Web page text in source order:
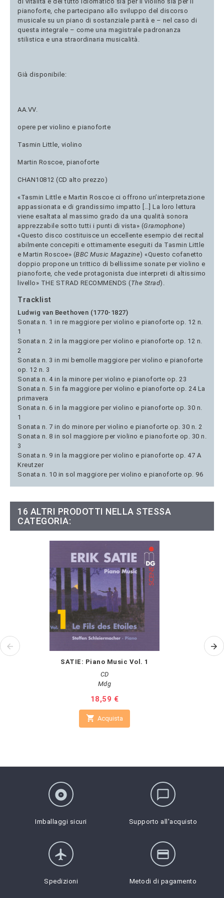
pianoforte, che partecipano allo sviluppo del discorso
musicale su un piano di sostanziale parità e – nel caso di
questa integrale – come una magistrale padronanza
stilistica e una straordinaria musicalità.
Già disponibile:
AA.VV.
opere per violino e pianoforte
Tasmin Little, violino
Martin Roscoe, pianoforte
CHAN10812 (CD alto prezzo)
«Tasmin Little e Martin Roscoe ci offrono un’interpretazione
appassionata e di grandissimo impatto […] La loro lettura
viene esaltata al massimo grado da una qualità sonora
apprezzabile sotto tutti i punti di vista» (Gramophone)
«Questo disco costituisce un eccellente esempio dei recital
abilmente concepiti e ottimamente eseguiti da Tasmin Little
e Martin Roscoe» (BBC Music Magazine) «Questo cofanetto
doppio propone un trittico di bellissime sonate per violino e
pianoforte, che vede protagonista due interpreti di altissimo
livello» THE STRAD RECOMMENDS (The Strad).
Tracklist
Ludwig van Beethoven (1770-1827)
Sonata n. 1 in re maggiore per violino e pianoforte op. 12 n.
1
Sonata n. 2 in la maggiore per violino e pianoforte op. 12 n.
2
Sonata n. 3 in mi bemolle maggiore per violino e pianoforte
op. 12 n. 3
Sonata n. 4 in la minore per violino e pianoforte op. 23
Sonata n. 5 in fa maggiore per violino e pianoforte op. 24 La
primavera
Sonata n. 6 in la maggiore per violino e pianoforte op. 30 n.
1
Sonata n. 7 in do minore per violino e pianoforte op. 30 n. 2
Sonata n. 8 in sol maggiore per violino e pianoforte op. 30 n.
3
Sonata n. 9 in la maggiore per violino e pianoforte op. 47 A
Kreutzer
Sonata n. 10 in sol maggiore per violino e pianoforte op. 96
16 ALTRI PRODOTTI NELLA STESSA
CATEGORIA:
SATIE: Piano Music Vol. 1
CD
Mdg
Prezzo
18,59 €
 Acquista
album
Imballaggi sicuri
chat_bubble_outline
Supporto all'acquisto
flight
Spedizioni
credit_card
Metodi di pagamento